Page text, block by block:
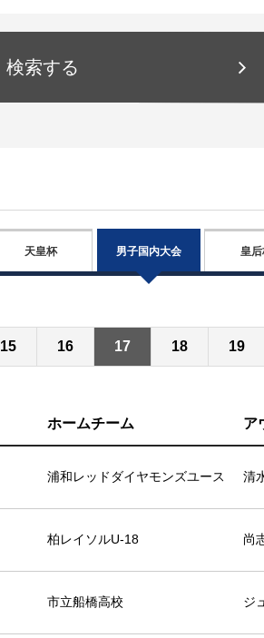
検索する
天皇杯 男子国内大会 皇后
15 16 17 18 19
ホームチーム ア
浦和レッドダイヤモンズユース 清
柏レイソルU-18 尚
市立船橋高校 ジ